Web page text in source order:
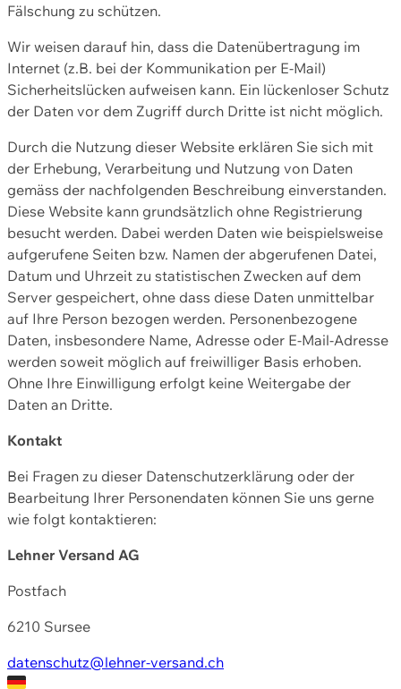
Fälschung zu schützen.
Wir weisen darauf hin, dass die Datenübertragung im
Internet (z.B. bei der Kommunikation per E-Mail)
Sicherheitslücken aufweisen kann. Ein lückenloser Schutz
der Daten vor dem Zugriff durch Dritte ist nicht möglich.
Durch die Nutzung dieser Website erklären Sie sich mit
der Erhebung, Verarbeitung und Nutzung von Daten
gemäss der nachfolgenden Beschreibung einverstanden.
Diese Website kann grundsätzlich ohne Registrierung
besucht werden. Dabei werden Daten wie beispielsweise
aufgerufene Seiten bzw. Namen der abgerufenen Datei,
Datum und Uhrzeit zu statistischen Zwecken auf dem
Server gespeichert, ohne dass diese Daten unmittelbar
auf Ihre Person bezogen werden. Personenbezogene
Daten, insbesondere Name, Adresse oder E-Mail-Adresse
werden soweit möglich auf freiwilliger Basis erhoben.
Ohne Ihre Einwilligung erfolgt keine Weitergabe der
Daten an Dritte.
Kontakt
Bei Fragen zu dieser Datenschutzerklärung oder der
Bearbeitung Ihrer Personendaten können Sie uns gerne
wie folgt kontaktieren:
Lehner Versand AG
Postfach
6210 Sursee
datenschutz@lehner-versand.ch